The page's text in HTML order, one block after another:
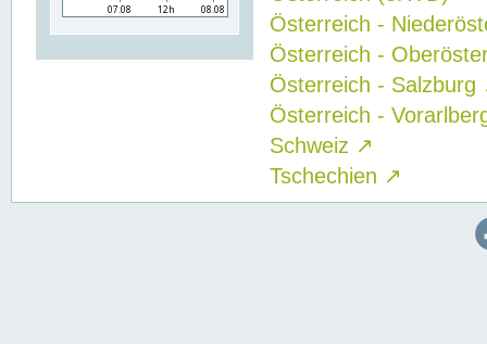
Österreich -
Österreich -
Österreich - Salzburg
Österreich -
Schweiz ↗
Tschechien ↗